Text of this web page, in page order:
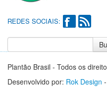
REDES SOCIAIS:
Plantão Brasil - Todos os
Desenvolvido por: Rok Design